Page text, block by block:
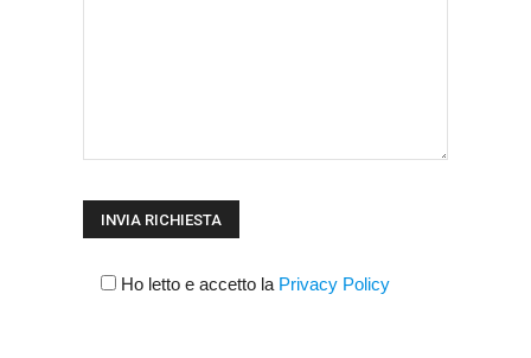
Ho letto e accetto la Privacy Policy